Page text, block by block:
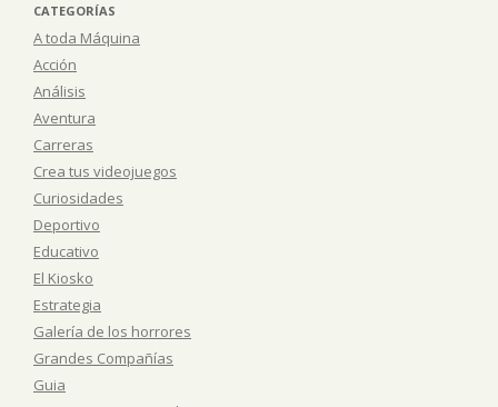
CATEGORÍAS
A toda Máquina
Acción
Análisis
Aventura
Carreras
Crea tus videojuegos
Curiosidades
Deportivo
Educativo
El Kiosko
Estrategia
Galería de los horrores
Grandes Compañías
Guia